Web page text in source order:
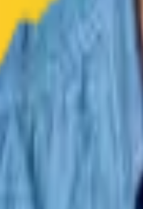
CashClub si